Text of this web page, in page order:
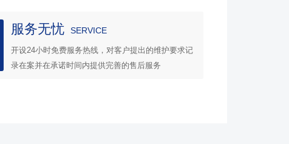
服务无忧 SERVICE
开设24小时免费服务热线，对客户提出的维护要求记
录在案并在承诺时间内提供完善的售后服务